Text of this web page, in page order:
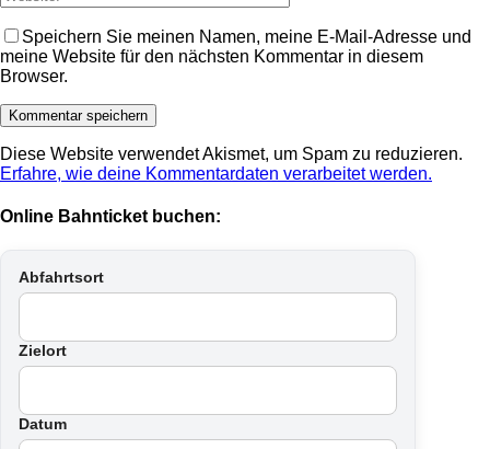
Speichern Sie meinen Namen, meine E-Mail-Adresse und
meine Website für den nächsten Kommentar in diesem
Browser.
Diese Website verwendet Akismet, um Spam zu reduzieren.
Erfahre, wie deine Kommentardaten verarbeitet werden.
Online Bahnticket buchen:
Abfahrtsort
Zielort
Datum